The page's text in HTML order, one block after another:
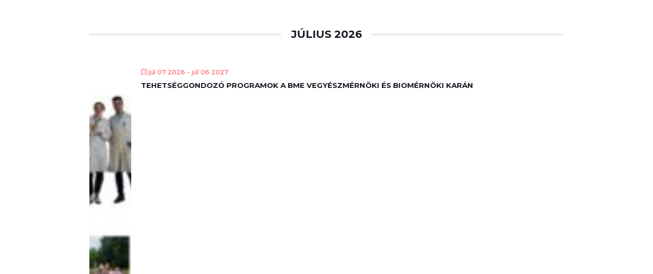
JÚLIUS 2026
júl 07 2026 - júl 06 2027
TEHETSÉGGONDOZÓ PROGRAMOK A BME VEGYÉSZMÉRNÖKI ÉS BIOMÉRNÖKI KARÁN